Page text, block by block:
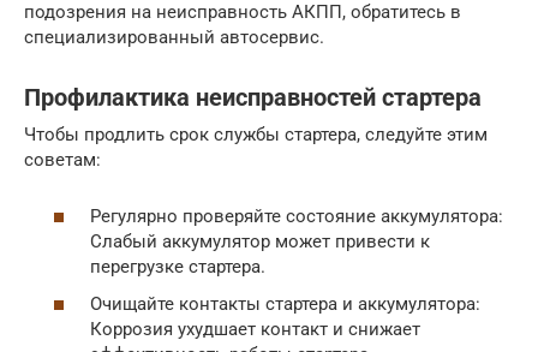
подозрения на неисправность АКПП, обратитесь в
специализированный автосервис.
Профилактика неисправностей стартера
Чтобы продлить срок службы стартера, следуйте этим
советам:
Регулярно проверяйте состояние аккумулятора:
Слабый аккумулятор может привести к
перегрузке стартера.
Очищайте контакты стартера и аккумулятора:
Коррозия ухудшает контакт и снижает